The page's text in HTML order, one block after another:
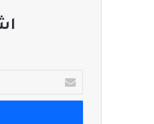
بريدك
الإلكتروني